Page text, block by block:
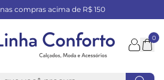
nas compras acima de R$ 150
0